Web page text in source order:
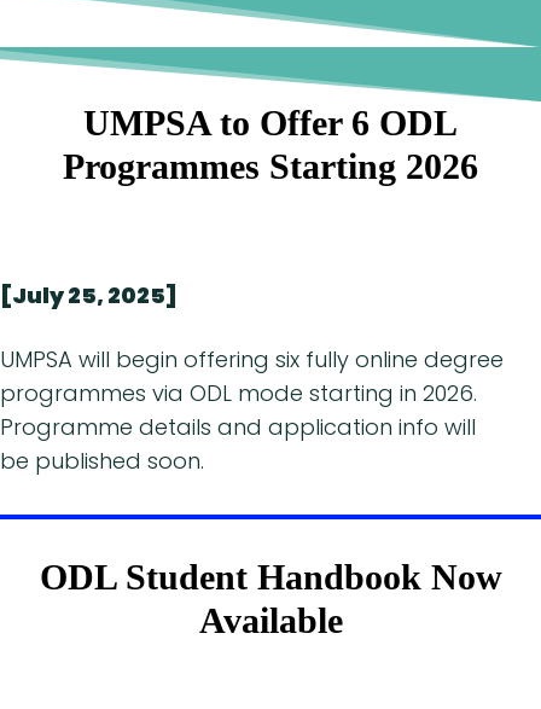
UMPSA to Offer 6 ODL
Programmes Starting 2026
[July 25, 2025]
UMPSA will begin offering six fully online degree
programmes via ODL mode starting in 2026.
Programme details and application info will
be published soon.
ODL Student Handbook Now
Available